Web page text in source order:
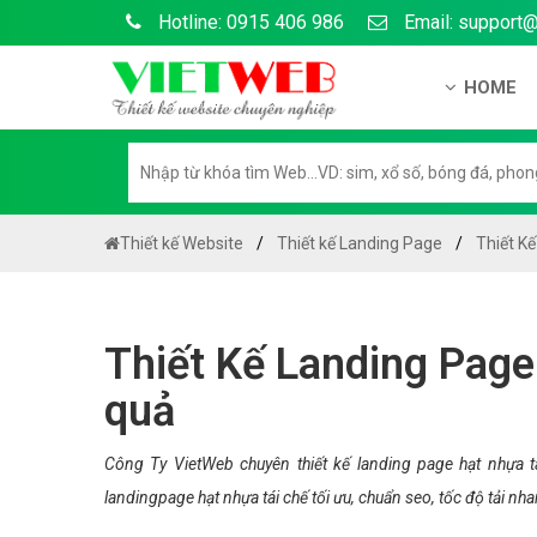
Hotline: 0915 406 986 Email:
HOME
Hướng
Chính
Chính
Thiết kế Website Thiết kế Landing Page Thiết
Thiết Kế Landing
quả
Công Ty VietWeb chuyên thiết kế landing page hạt
landingpage hạt nhựa tái chế tối ưu, chuẩn seo, tốc độ tải